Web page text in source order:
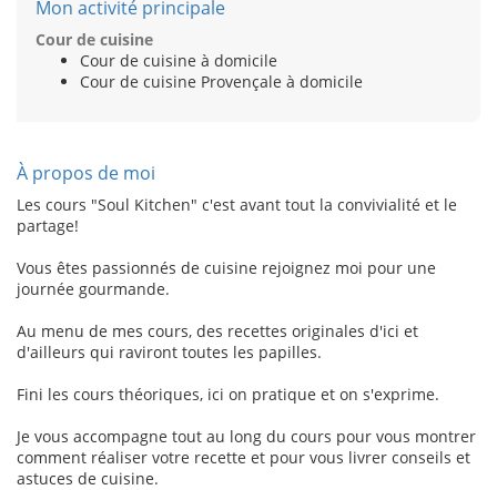
Mon activité principale
Cour de cuisine
Cour de cuisine à domicile
Cour de cuisine Provençale à domicile
À propos de moi
Les cours "Soul Kitchen" c'est avant tout la convivialité et le
partage!
Vous êtes passionnés de cuisine rejoignez moi pour une
journée gourmande.
Au menu de mes cours, des recettes originales d'ici et
d'ailleurs qui raviront toutes les papilles.
Fini les cours théoriques, ici on pratique et on s'exprime.
Je vous accompagne tout au long du cours pour vous montrer
comment réaliser votre recette et pour vous livrer conseils et
astuces de cuisine.